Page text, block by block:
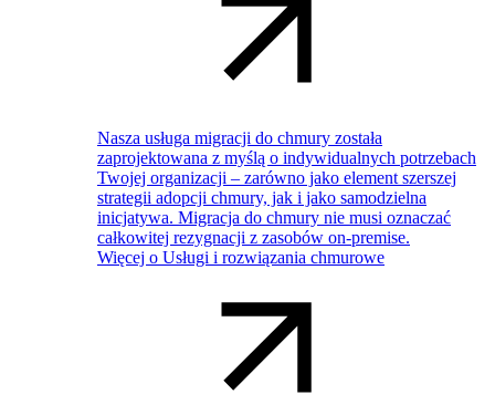
Nasza usługa migracji do chmury została
zaprojektowana z myślą o indywidualnych potrzebach
Twojej organizacji – zarówno jako element szerszej
strategii adopcji chmury, jak i jako samodzielna
inicjatywa. Migracja do chmury nie musi oznaczać
całkowitej rezygnacji z zasobów on-premise.
Więcej o Usługi i rozwiązania chmurowe